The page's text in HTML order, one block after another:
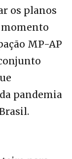
os planos
momento
MP-AP
pandemia